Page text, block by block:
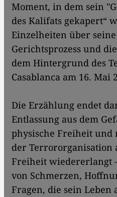
Moment, in dem sein
des Kalifats gekapert“
Einzelheiten über
Gerichtsprozess und
dem Hintergrund des
Casablanca am 16. Mai
Die Erzählung endet
Entlassung aus dem
physische Freiheit und
der Terrororganisation
Freiheit wiedererlangt
von Schmerzen,
Fragen, die sein Leben